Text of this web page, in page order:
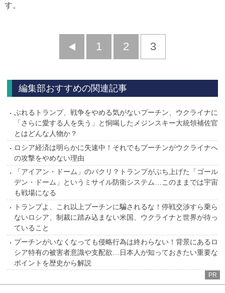
す。
前
1 2 3
編集部おすすめの関連記事
ぶれるトランプ、戦争をやめる気がないプーチン、ウクライナに
「さらに愛する人を失う」と恫喝したメジンスキー大統領補佐官
とはどんな人物か？
ロシア経済は明らかに失速中！それでもプーチンがウクライナへ
の攻撃をやめない理由
「アイアン・ドーム」のパクリ？トランプがぶち上げた「ゴール
デン・ドーム」というミサイル防衛システム…このままでは宇宙
も戦場になる
トランプよ、これ以上プーチンに騙されるな！停戦交渉すら乗ら
ないロシア、制裁に踏み込まない米国、ウクライナと世界が待っ
ていること
プーチンがいなくなっても侵略行為は終わらない！背景にあるロ
シア特有の被害者意識や支配欲…日本人が知っておきたい重要な
ポイントを歴史から解説
PR